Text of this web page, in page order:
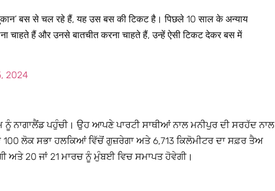
बस से चल रहे हैं, यह उस बस की टिकट है। पिछले 10 साल के अन्याय
चाहते हैं और उनसे बातचीत करना चाहते हैं, उन्हें ऐसी टिकट देकर बस में
2024
ਨੂੰ ਨਾਗਾਲੈਂਡ ਪਹੁੰਚੀ। ਉਹ ਆਪਣੇ ਪਾਰਟੀ ਸਾਥੀਆਂ ਨਾਲ ਮਨੀਪੁਰ ਦੀ ਸਰਹੱਦ ਨਾਲ
ਲੋਕ ਸਭਾ ਹਲਕਿਆਂ ਵਿੱਚੋਂ ਗੁਜ਼ਰੇਗਾ ਅਤੇ 6,713 ਕਿਲੋਮੀਟਰ ਦਾ ਸਫ਼ਰ ਤੈਅ
ਅਤੇ 20 ਜਾਂ 21 ਮਾਰਚ ਨੂੰ ਮੁੰਬਈ ਵਿਚ ਸਮਾਪਤ ਹੋਵੇਗੀ।